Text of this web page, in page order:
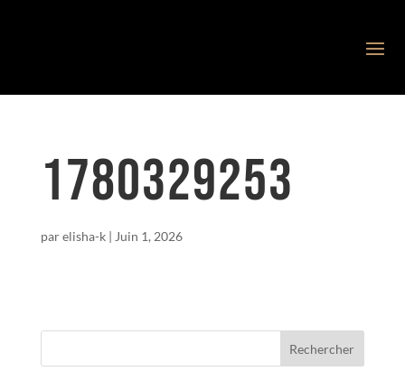
1780329253
parelisha-k| Juin 1, 2026
Rechercher